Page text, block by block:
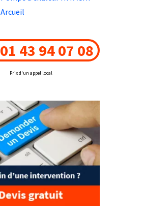
Arcueil
43 94 07 08
Prix d'un appel local